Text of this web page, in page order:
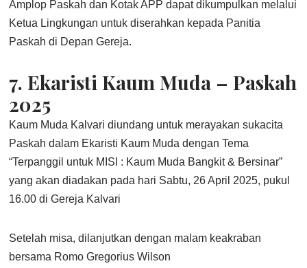
Amplop Paskah dan Kotak APP dapat dikumpulkan melalui
Ketua Lingkungan untuk diserahkan kepada Panitia
Paskah di Depan Gereja.
7. Ekaristi Kaum Muda – Paskah
2025
Kaum Muda Kalvari diundang untuk merayakan sukacita
Paskah dalam Ekaristi Kaum Muda dengan Tema
“Terpanggil untuk MISI : Kaum Muda Bangkit & Bersinar”
yang akan diadakan pada hari Sabtu, 26 April 2025, pukul
16.00 di Gereja Kalvari
Setelah misa, dilanjutkan dengan malam keakraban
bersama Romo Gregorius Wilson